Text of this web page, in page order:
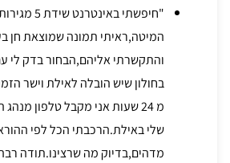
המיטה,ראיתי תמונה שמוצאת חן
והתקשרתי אליהם,הבחור בדק לי
בחולון שיש הובלה לאילת וישר
מ 24 שעות אני מקבל טלפון
שלי באילת.הרכבתי הכל לפי
מדהים,בדיוק מה שרצינו.תודה